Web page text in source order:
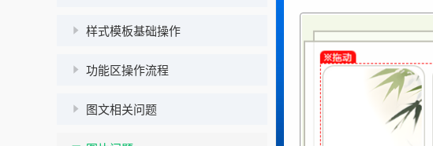
样式模板基础操作
功能区操作流程
图文相关问题